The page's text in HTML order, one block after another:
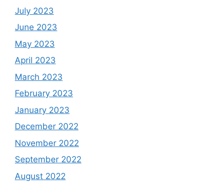
July 2023
June 2023
May 2023
April 2023
March 2023
February 2023
January 2023
December 2022
November 2022
September 2022
August 2022